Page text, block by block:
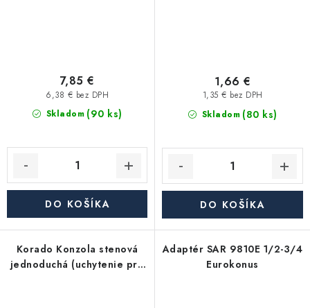
Skladom (90 ks)
6,38 € bez DPH
7,85 €
DO KOŠÍKA
Skladom (80 ks)
1,35 € bez DPH
1,66 €
DO KOŠÍKA
Korado Konzola stenová
jednoduchá (uchytenie pre
Adaptér SAR 9810E 1/2-3/4
Eurokonus